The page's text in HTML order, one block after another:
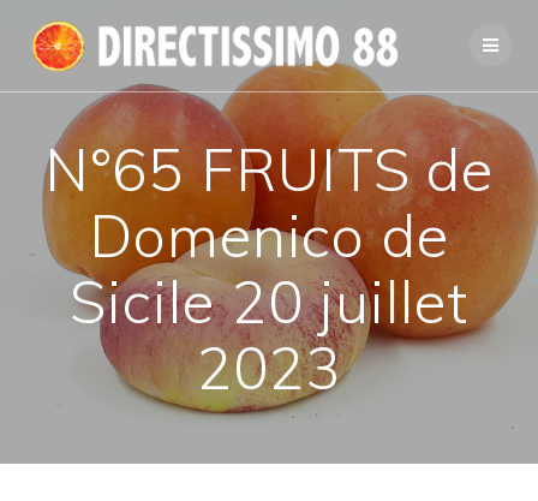
au
contenu
N°65 FRUITS de
Domenico de
Sicile 20 juillet
2023